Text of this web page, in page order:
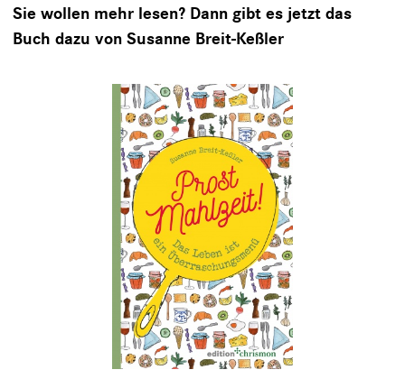
Sie wollen mehr lesen? Dann gibt es jetzt das
Buch dazu von Susanne Breit-Keßler